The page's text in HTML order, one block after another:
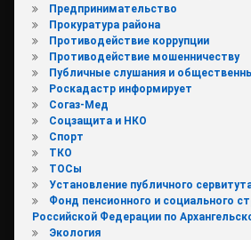
Предпринимательство
Прокуратура района
Противодействие коррупции
Противодействие мошенничеству
Публичные слушания и
Роскадастр информирует
Согаз-Мед
Соцзащита и НКО
Спорт
ТКО
ТОСы
Установление публичного
Фонд пенсионного и социального
Российской Федерации по
Экология